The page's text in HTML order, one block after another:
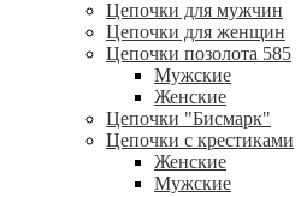
Цепочки для мужчин
Цепочки для женщин
Цепочки позолота 585
Мужские
Женские
Цепочки "Бисмарк"
Цепочки с крестиками
Женские
Мужские